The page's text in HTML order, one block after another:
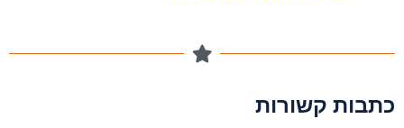
כתבות קשורות